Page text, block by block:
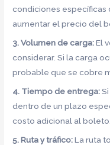
condiciones específicas
aumentar el precio del
3. Volumen de carga:El
considerar. Si la carga
probable que se cobre
4. Tiempo de entrega:
dentro de un plazo
costo adicional al boleto.
5. Ruta y tráfico:La ruta